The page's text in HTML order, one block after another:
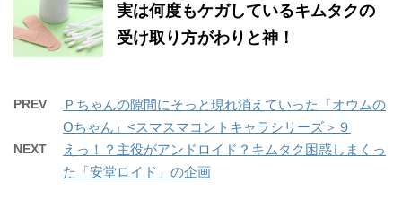
実は何度もケガしているキムタクの
受け取り方がわりと神！
PREV
Ｐちゃんの隙間にそっと現れ消えていった「オウムの
Oちゃん」<スマスマコントキャラシリーズ＞９
NEXT
えっ！？主役がアンドロイド？キムタク困惑しまくっ
た「安堂ロイド」の企画